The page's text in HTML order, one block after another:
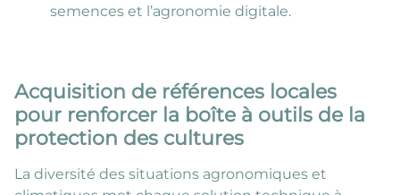
semences et l’agronomie digitale.
Acquisition de références locales
pour renforcer la boîte à outils de la
protection des cultures
La diversité des situations agronomiques et